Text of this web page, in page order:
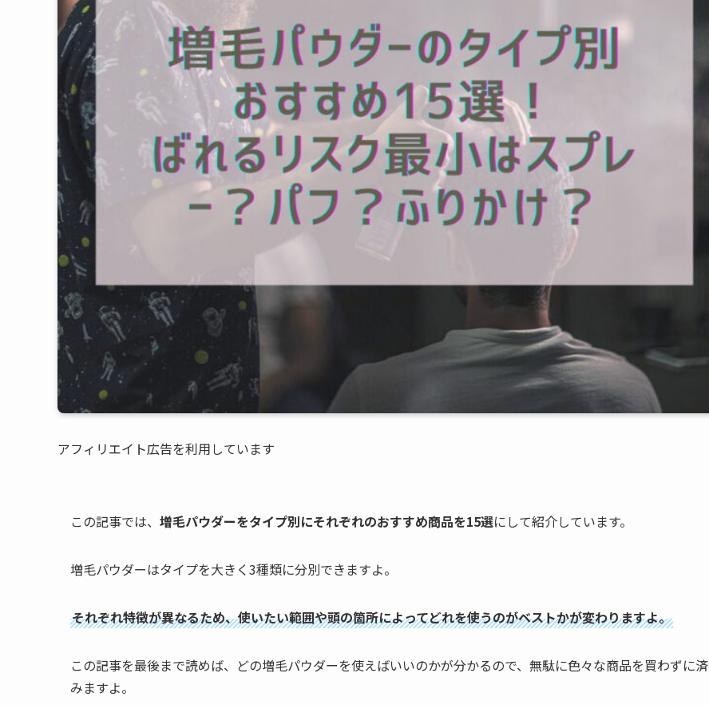
アフィリエイト広告を利用しています
この記事では、 増毛パウダーをタイプ別にそれぞれのおすすめ商品を15選にして紹介しています。
増毛パウダーはタイプを大きく3種類に分別できますよ。
それぞれ特徴が異なるため、使いたい範囲や頭の箇所によってどれを使うのがベストかが変わりますよ。
この記事を最後まで読めば、どの増毛パウダーを使えばいいのかが分かるので、無駄に色々な商品を買わずに済
みますよ。